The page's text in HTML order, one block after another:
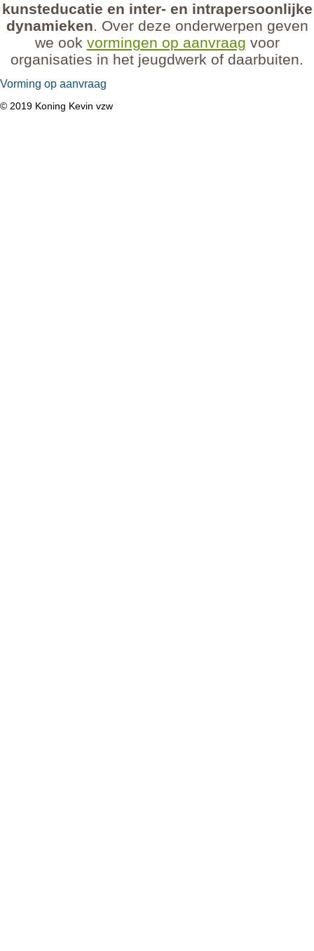
kunsteducatie en inter- en intrapersoonlijke
dynamieken. Over deze onderwerpen geven
we ook vormingen op aanvraag voor
organisaties in het jeugdwerk of daarbuiten.
Vorming op aanvraag
© 2019 Koning Kevin vzw